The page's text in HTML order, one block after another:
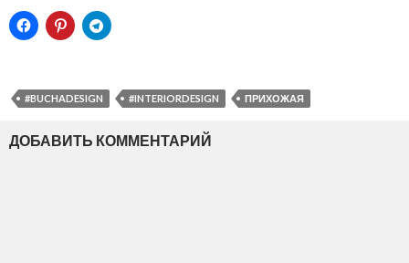
#BUCHADESIGN #INTERIORDESIGN ПРИХОЖАЯ
ДОБАВИТЬ КОММЕНТАРИЙ